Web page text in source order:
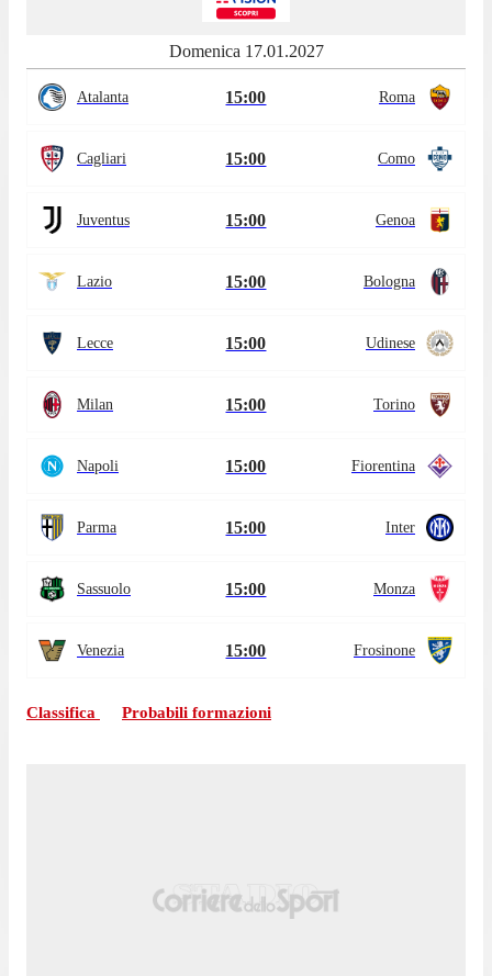
Domenica 17.01.2027
Atalanta 15:00 Roma
Cagliari 15:00 Como
Juventus 15:00 Genoa
Lazio 15:00 Bologna
Lecce 15:00 Udinese
Milan 15:00 Torino
Napoli 15:00 Fiorentina
Parma 15:00 Inter
Sassuolo 15:00 Monza
Venezia 15:00 Frosinone
Classifica Probabili formazioni